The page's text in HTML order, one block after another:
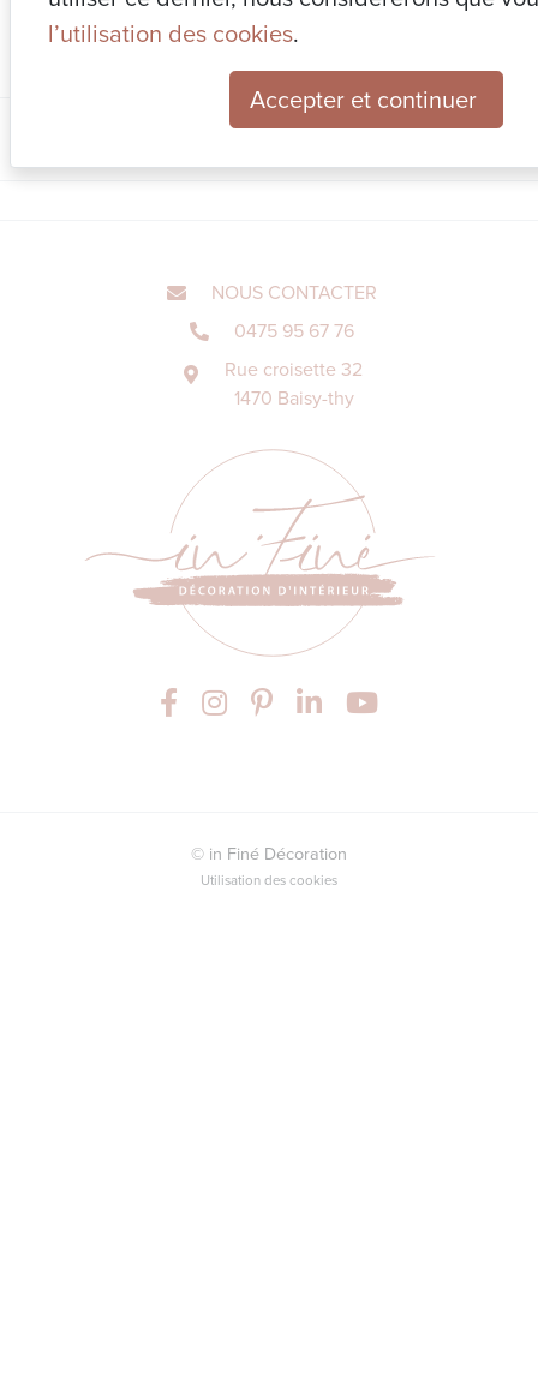
#moodboarddesign#changersadeco
NOUS CONTACTER
0475 95 67 76
Rue croisette 32
1470 Baisy-thy
© in Finé Décoration
Utilisation des cookies
l’utilisation des cookies.
Accepter et continuer